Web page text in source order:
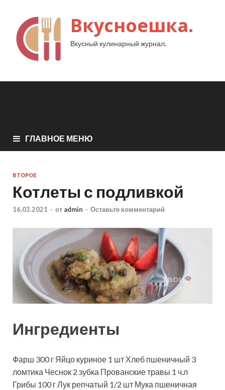
Вкусноешка.
Вкусный кулинарный журнал.
ГЛАВНОЕ МЕНЮ
ВТОРОЕ
Котлеты с подливкой
16.03.2021 - от admin - Оставьте комментарий
Ингредиенты
Фарш 300 г Яйцо куриное 1 шт Хлеб пшеничный 3
ломтика Чеснок 2 зубка Прованские травы 1 ч.л
Грибы 100 гЛук репчатый 1/2 шт Мука пшеничная